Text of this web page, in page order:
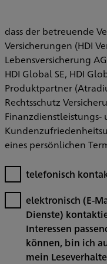
dass der betreuende
Versicherungen (HDI
Lebensversicherung
HDI Global SE, HDI
Produktpartner
Rechtsschutz
Finanzdienstleistungs-
eines persönlichen
telefonisch
elektronisch (E-
Dienste)
Interessen
können, bin ich
mein